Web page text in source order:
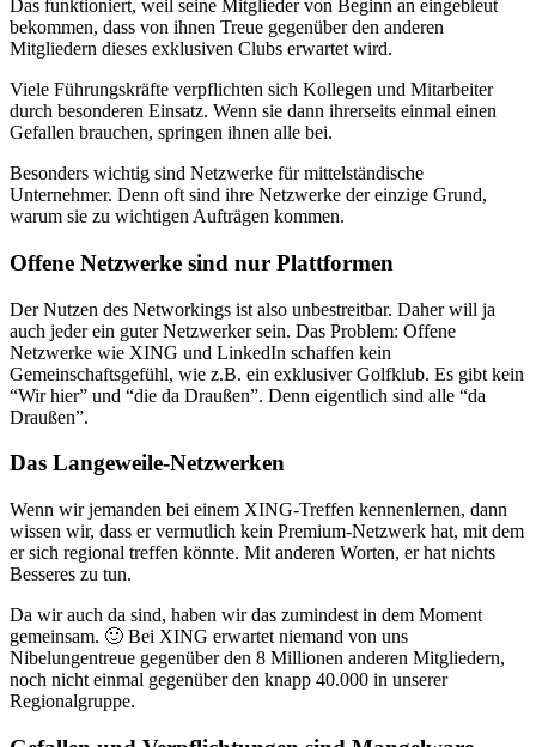
Das funktioniert, weil seine Mitglieder von Beginn an eingebleut
bekommen, dass von ihnen Treue gegenüber den anderen
Mitgliedern dieses exklusiven Clubs erwartet wird.
Viele Führungskräfte verpflichten sich Kollegen und Mitarbeiter
durch besonderen Einsatz. Wenn sie dann ihrerseits einmal einen
Gefallen brauchen, springen ihnen alle bei.
Besonders wichtig sind Netzwerke für mittelständische
Unternehmer. Denn oft sind ihre Netzwerke der einzige Grund,
warum sie zu wichtigen Aufträgen kommen.
Offene Netzwerke sind nur Plattformen
Der Nutzen des Networkings ist also unbestreitbar. Daher will ja
auch jeder ein guter Netzwerker sein. Das Problem: Offene
Netzwerke wie XING und LinkedIn schaffen kein
Gemeinschaftsgefühl, wie z.B. ein exklusiver Golfklub. Es gibt kein
“Wir hier” und “die da Draußen”. Denn eigentlich sind alle “da
Draußen”.
Das Langeweile-Netzwerken
Wenn wir jemanden bei einem XING-Treffen kennenlernen, dann
wissen wir, dass er vermutlich kein Premium-Netzwerk hat, mit dem
er sich regional treffen könnte. Mit anderen Worten, er hat nichts
Besseres zu tun.
Da wir auch da sind, haben wir das zumindest in dem Moment
gemeinsam. 🙂 Bei XING erwartet niemand von uns
Nibelungentreue gegenüber den 8 Millionen anderen Mitgliedern,
noch nicht einmal gegenüber den knapp 40.000 in unserer
Regionalgruppe.